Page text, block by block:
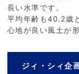
長い水準です。
平均年齢も40.2歳
心地が良い風土が
ジィ・シィ企